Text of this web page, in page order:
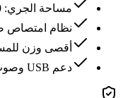
مساحة الجري: 1350 × 500 مم
نظام امتصاص
أقصى وزن
دعم USB وصوت HiFi بصيغة mp3